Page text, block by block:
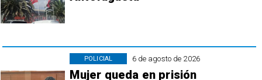
6 de agosto de 2026
Mujer queda en prisión
POLICIAL